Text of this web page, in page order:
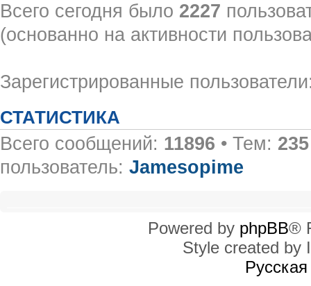
Всего сегодня было 2227
(основанно на активности
Зарегистрированные
СТАТИСТИКА
Всего сообщений: 11896 • Тем: 235
пользователь: Jamesopime
Powered by phpBB®
Style created by